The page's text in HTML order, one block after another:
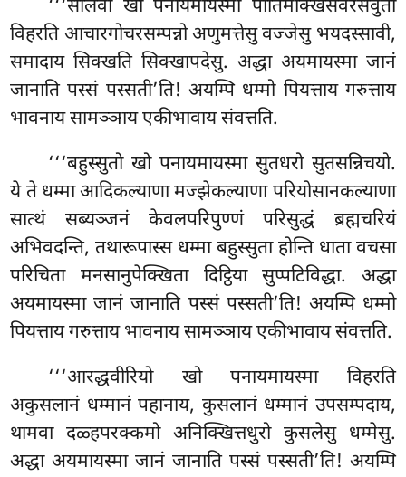
‘‘‘सीलवा खो पनायमायस्मा पातिमोक्खसंवरसंवुतो
विहरति आचारगोचरसम्पन्नो अणुमत्तेसु वज्जेसु भयदस्सावी,
समादाय सिक्खति सिक्खापदेसु. अद्धा अयमायस्मा जानं
जानाति पस्सं पस्सती’ति! अयम्पि धम्मो पियत्ताय गरुत्ताय
भावनाय सामञ्ञाय एकीभावाय संवत्तति.
‘‘‘बहुस्सुतो खो पनायमायस्मा सुतधरो सुतसन्निचयो.
ये ते धम्मा आदिकल्याणा मज्झेकल्याणा परियोसानकल्याणा
सात्थं सब्यञ्जनं केवलपरिपुण्णं परिसुद्धं ब्रह्मचरियं
अभिवदन्ति, तथारूपास्स धम्मा बहुस्सुता होन्ति धाता वचसा
परिचिता मनसानुपेक्खिता दिट्ठिया सुप्पटिविद्धा. अद्धा
अयमायस्मा जानं जानाति पस्सं पस्सती’ति! अयम्पि धम्मो
पियत्ताय गरुत्ताय भावनाय सामञ्ञाय एकीभावाय संवत्तति.
‘‘‘आरद्धवीरियो खो पनायमायस्मा विहरति
अकुसलानं धम्मानं पहानाय, कुसलानं धम्मानं उपसम्पदाय,
थामवा दळ्हपरक्कमो अनिक्खित्तधुरो कुसलेसु धम्मेसु.
अद्धा अयमायस्मा जानं जानाति पस्सं पस्सती’ति! अयम्पि